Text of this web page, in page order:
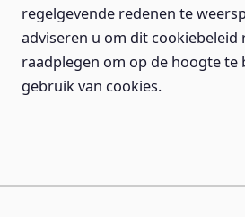
regelgevende redenen te
adviseren u om dit cookiebeleid
raadplegen om op de hoogte te
gebruik van cookies.